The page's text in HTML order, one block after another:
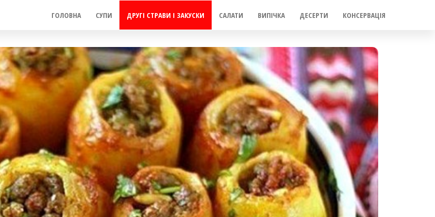
ГОЛОВНА СУПИ ДРУГІ СТРАВИ І ЗАКУСКИ САЛАТИ ВИПІЧКА ДЕСЕРТИ КОНСЕРВАЦІЯ